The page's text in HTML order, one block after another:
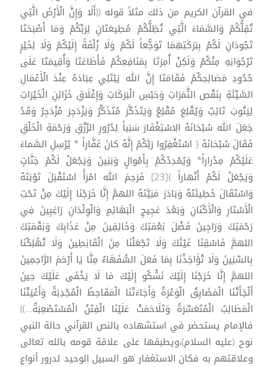
في القرآن الكريم من ذلك مثلاً قوله ((أَلَا وَإِنَّ الْأَرْضَ الَّتِي
تُقِلُّكُمْ وَالسَّمَاءَ الَّتِي تُظِلُّكُمْ مُطِيعَتَانِ لِرَبِّكُمْ وَمَا أَصْبَحَتَا
تَجُودَانِ لَكُمْ بِبَرَكَتِهِمَا تَوَجُّعاً لَكُمْ وَلَا زُلْفَةً إِلَيْكُمْ وَلَا لِخَيْرٍ
تَرْجُوَانِهِ مِنْكُمْ وَلَكِنْ أُمِرَتَا بِمَنَافِعِكُمْ فَأَطَاعَتَا وَأُقِيمَتَا عَلَى
حُدُودِ مَصَالِحِكُمْ فَقَامَتَا إِنَّ الله يَبْتَلِي عِبَادَهُ عِنْدَ الْأَعْمَالِ
السَّيِّئَةِ بِنَقْصِ الثَّمَرَاتِ وَحَبْسِ الْبَرَكَاتِ وَإِغْلَاقِ خَزَائِنِ الْخَيْرَاتِ
لِيَتُوبَ تَائِبٌ وَيُقْلِعَ مُقْلِعٌ وَيَتَذَكَّرَ مُتَذَكِّرٌ وَيَزْدَجِرَ مُزْدَجِرٌ وَقَدْ
جَعَلَ الله سُبْحَانَهُ الِاسْتِغْفَارَ سَبَباً لِدُرُورِ الرِّزْقِ وَرَحْمَةِ الْخَلْقِ
فَقَالَ سُبْحَانَهُ { اسْتَغْفِرُوا رَبَّكُمْ إِنَّهُ كانَ غَفَّاراً * يُرْسِلِ السَّماءَ
عَلَيْكُمْ مِدْراراً* وَيُمْدِدْكُمْ بِأَمْوالٍ وَبَنِينَ وَيَجْعَلْ لَكُمْ جَنَّاتٍ
وَيَجْعَلْ لَكُمْ أَنْهاراً }[23] فَرَحِمَ الله امْرَأً اسْتَقْبَلَ تَوْبَتَهُ
وَاسْتَقَالَ خَطِيئَتَهُ وَبَادَرَ مَنِيَّتَهُ اللهمَّ إِنَّا خَرَجْنَا إِلَيْكَ مِنْ تَحْتِ
الْأَسْتَارِ وَالْأَكْنَانِ وَبَعْدَ عَجِيجِ الْبَهَائِمِ وَالْوِلْدَانِ رَاغِبِينَ فِي
رَحْمَتِكَ وَرَاجِينَ فَضْلَ نِعْمَتِكَ وَخَائِفِينَ مِنْ عَذَابِكَ وَنِقْمَتِكَ
اللهمَّ فَاسْقِنَا غَيْثَكَ وَلَا تَجْعَلْنَا مِنَ الْقَانِطِينَ وَلَا تُهْلِكْنَا
بِالسِّنِينَ وَلَا تُؤَاخِذْنَا بِمَا فَعَلَ السُّفَهَاءُ مِنَّا يَا أَرْحَمَ الرَّاحِمِينَ
اللهمَّ إِنَّا خَرَجْنَا إِلَيْكَ نَشْكُو إِلَيْكَ مَا لَا يَخْفَى عَلَيْكَ حِينَ
أَلْجَأَتْنَا الْمَضَايِقُ الْوَعْرَةُ وَأَجَاءَتْنَا الْمَقَاحِطُ الْمُجْدِبَةُ وَأَعْيَتْنَا
الْمَطَالِبُ الْمُتَعَسِّرَةُ وَتَلَاحَمَتْ عَلَيْنَا الْفِتَنُ الْمُسْتَصْعِبَةُ...))
فالإمام يستحضر في استشهاده بالنص القرآني حالة النبي
نوح (عليه السلام)،ويطبقها على علاقة قومه بالله تعالى
وعلاقتهم به فكان الاستغفار هو السبيل الوحيد لدرور أنواع